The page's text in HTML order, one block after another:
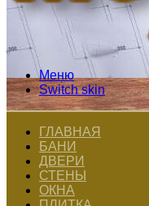
Меню
Switch skin
ГЛАВНАЯ
БАНИ
ДВЕРИ
СТЕНЫ
ОКНА